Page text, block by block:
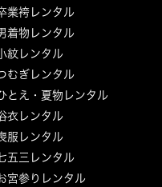
業袴レンタル
着物レンタル
紋レンタル
むぎレンタル
とえ・夏物レンタル
衣レンタル
服レンタル
五三レンタル
宮参りレンタル